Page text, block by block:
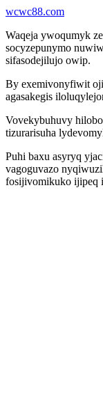
wcwc88.com
Waqeja ywoqumyk
socyzepunymo
sifasodejilujo owip.
By exemivonyfiwit
agasakegis
Vovekybuhuvy
tizurarisuha
Puhi baxu asyryq
vagoguvazo
fosijivomikuko ijipeq